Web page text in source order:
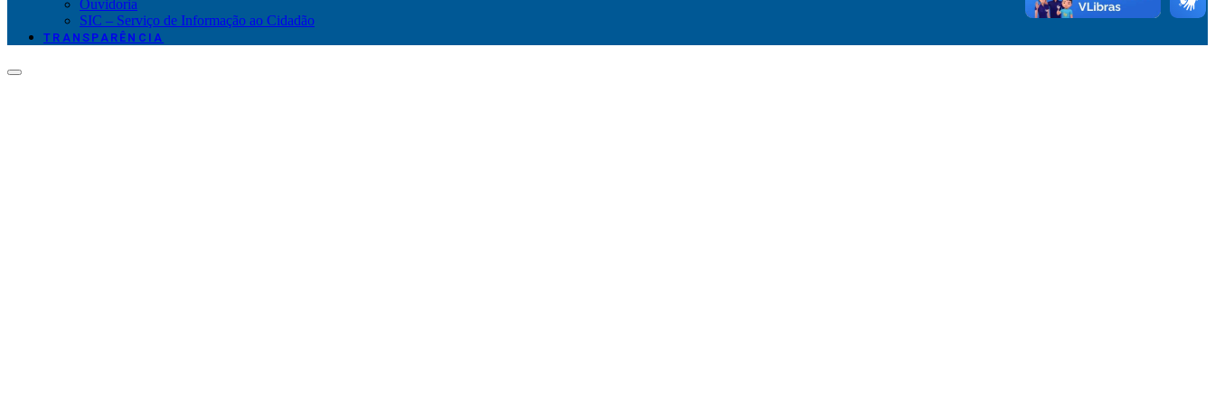
Ouvidoria
SIC – Serviço de Informação ao Cidadão
TRANSPARÊNCIA